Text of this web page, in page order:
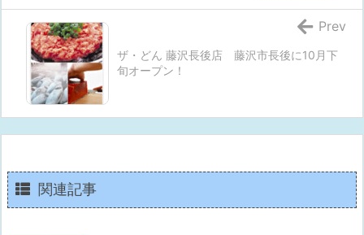
ザ・どん 藤沢長後店 藤沢市長後に10月下
旬オープン！
Prev
関連記事